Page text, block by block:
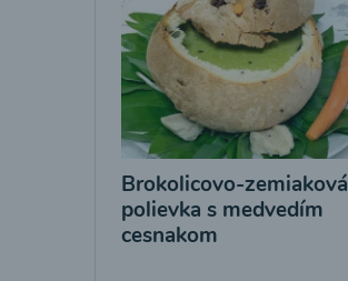
Brokolicovo-zemiaková
polievka s medvedím
cesnakom